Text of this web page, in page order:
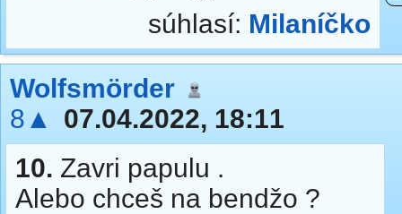
súhlasí: Milaníčko
Wolfsmörder
8▲
07.04.2022, 18:11
10. Zavri papulu .
Alebo chceš na bendžo ?